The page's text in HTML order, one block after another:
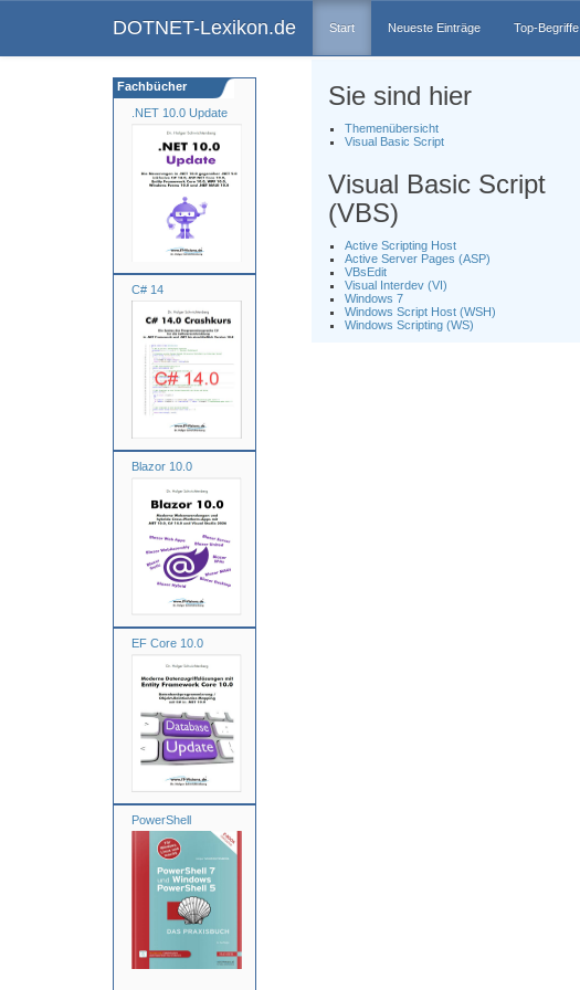
DOTNET-Lexikon.de Start Neueste Einträge Top-Begriffe
.NET 10.0 Update
C# 14
Blazor 10.0
EF Core 10.0
PowerShell
Fachbücher Sie sind hier
Themenübersicht
Visual Basic Script
Visual Basic Script
(VBS)
Active Scripting Host
Active Server Pages (ASP)
VBsEdit
Visual Interdev (VI)
Windows 7
Windows Script Host (WSH)
Windows Scripting (WS)